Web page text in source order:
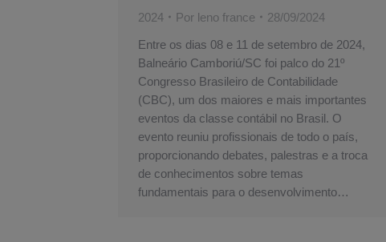
2024 Por leno france
28/09/2024
Entre os dias 08 e 11 de setembro de 2024,
Balneário Camboriú/SC foi palco do 21º
Congresso Brasileiro de Contabilidade
(CBC), um dos maiores e mais importantes
eventos da classe contábil no Brasil. O
evento reuniu profissionais de todo o país,
proporcionando debates, palestras e a troca
de conhecimentos sobre temas
fundamentais para o desenvolvimento…